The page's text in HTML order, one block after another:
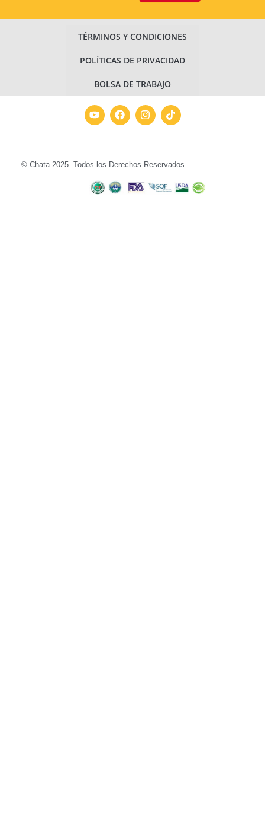
TÉRMINOS Y CONDICIONES
POLÍTICAS DE PRIVACIDAD
BOLSA DE TRABAJO
© Chata 2025. Todos los Derechos Reservados